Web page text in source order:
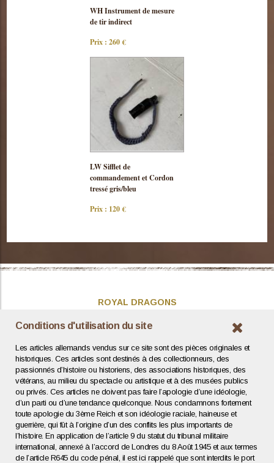
Conditions d'utilisation du site
Les articles allemands vendus sur ce site sont des pièces originales et
historiques. Ces articles sont destinés à des collectionneurs, des
passionnés d’histoire ou historiens, des associations historiques, des
vétérans, au milieu du spectacle ou artistique et à des musées publics
ou privés. Ces articles ne doivent pas faire l’apologie d’une idéologie,
d’un parti ou d’une tendance quelconque. Nous condamnons fortement
toute apologie du 3ème Reich et son idéologie raciale, haineuse et
guerrière, qui fût à l’origine d’un des conflits les plus importants de
l’histoire. En application de l’article 9 du statut du tribunal militaire
international, annexé à l’accord de Londres du 8 Août 1945 et aux termes
de l’article R645 du code pénal, il est ici rappelé que sont interdits le port
Consulter
cette pièce
WH Instrument de mesure
de tir indirect
Prix : 260 €
Consulter
cette pièce
LW Sifflet de
commandement et Cordon
tressé gris/bleu
Prix : 120 €
ROYAL DRAGONS
Présentation
Contact / Coordonnées
INFOS UTILES
Expertise / Estimation
Conditions générales
Mentions légales
Politique de confidentialité